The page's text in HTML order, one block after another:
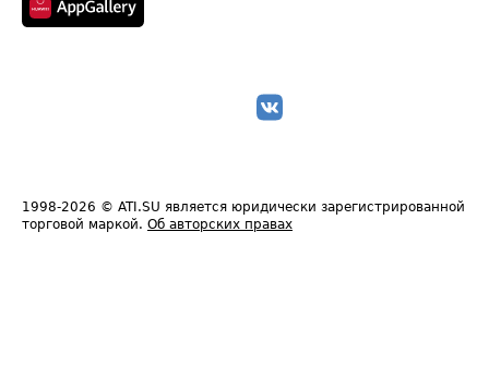
1998-2026 © ATI.SU является юридически зарегистрированной
торговой маркой. Об авторских правах